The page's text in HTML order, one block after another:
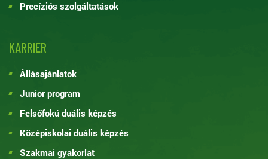
Precíziós szolgáltatások
KARRIER
Állásajánlatok
Junior program
Felsőfokú duális képzés
Középiskolai duális képzés
Szakmai gyakorlat